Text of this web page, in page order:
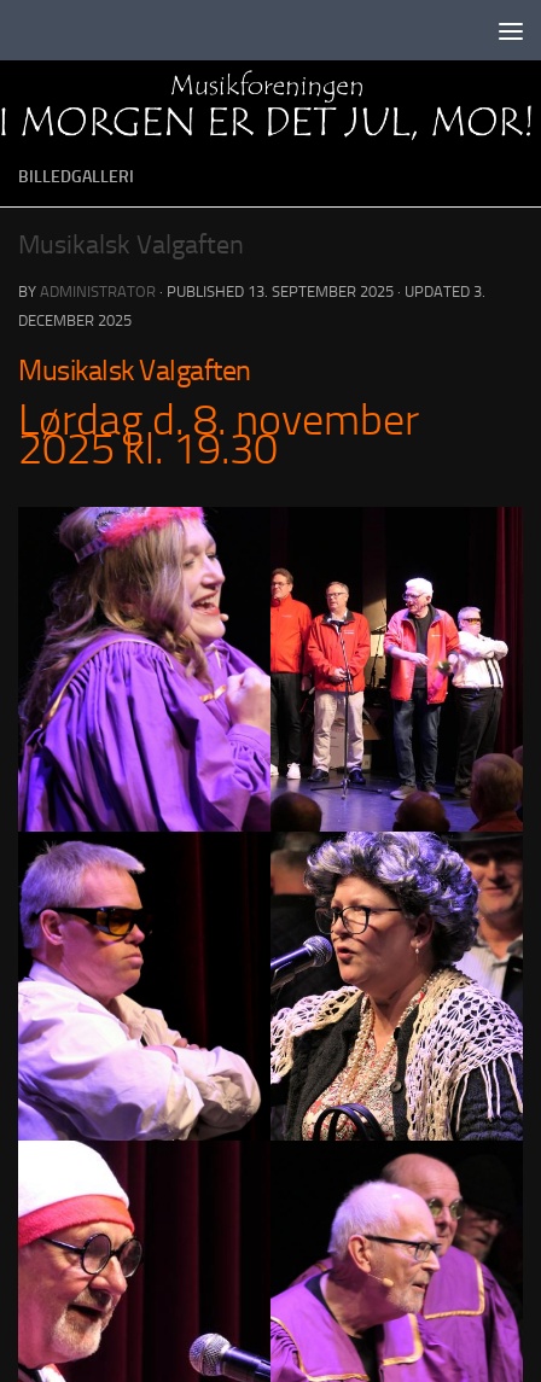
BILLEDGALLERI
Musikalsk Valgaften
BY ADMINISTRATOR · PUBLISHED 13. SEPTEMBER 2025 · UPDATED 3.
DECEMBER 2025
Musikalsk Valgaften
Lørdag d. 8. november
2025 kl. 19.30